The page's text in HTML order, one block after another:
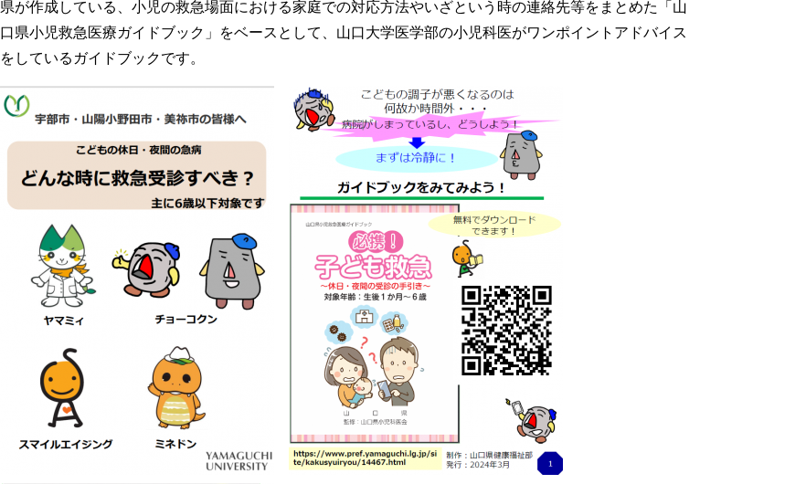
県が作成している、小児の救急場面における家庭での対応方法やいざという時の連絡先等をまとめた「山
口県小児救急医療ガイドブック」をベースとして、山口大学医学部の小児科医がワンポイントアドバイス
をしているガイドブックです。